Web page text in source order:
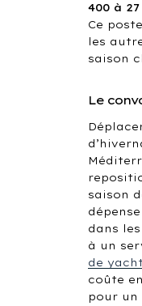
400 à
Ce
les
saison
Le
saison
dans
à un
de yacht
coûte
pour un